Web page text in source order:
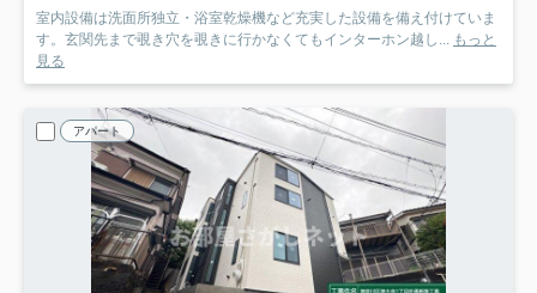
室内設備は洗面所独立・浴室乾燥機など充実した設備を備え付けていま
す。玄関先まで覗き穴を覗きに行かなくてもインターホン越し... もっと
見る
アパート